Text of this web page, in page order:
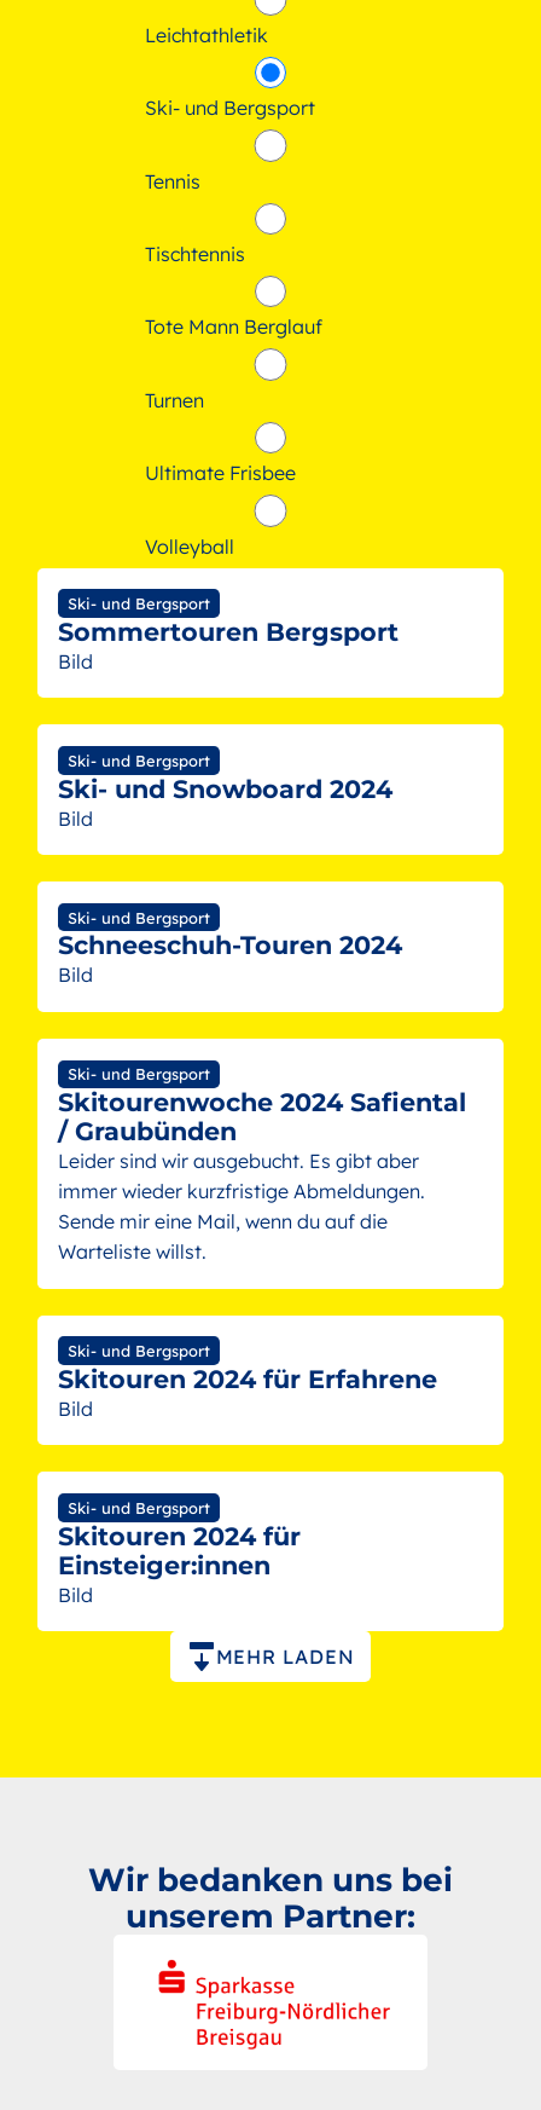
Leichtathletik
Ski- und Bergsport
Tennis
Tischtennis
Tote Mann Berglauf
Turnen
Ultimate Frisbee
Volleyball
Ski- und Bergsport
Sommertouren Bergsport
Bild
Ski- und Bergsport
Ski- und Snowboard 2024
Bild
Ski- und Bergsport
Schneeschuh-Touren 2024
Bild
Ski- und Bergsport
Skitourenwoche 2024 Safiental
/ Graubünden
Leider sind wir ausgebucht. Es gibt aber
immer wieder kurzfristige Abmeldungen.
Sende mir eine Mail, wenn du auf die
Warteliste willst.
Ski- und Bergsport
Skitouren 2024 für Erfahrene
Bild
Ski- und Bergsport
Skitouren 2024 für
Einsteiger:innen
Bild
Paginierung
MEHR LADEN
Wir bedanken uns bei
unserem Partner: